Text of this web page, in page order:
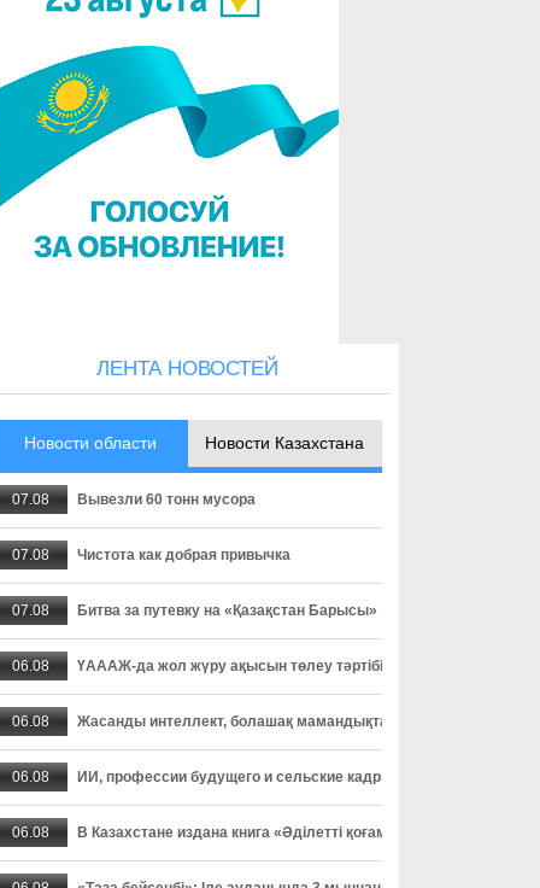
ЛЕНТА НОВОСТЕЙ
Новости области Новости Казахстана
07.08 Вывезли 60 тонн мусора
07.08 Чистота как добрая привычка
07.08 Битва за путевку на «Қазақстан Барысы»
06.08 ҮАААЖ-да жол жүру ақысын төлеу тәртібі өзгерді: төлемді
06.08 Жасанды интеллект, болашақ мамандықтар және ауылдағы
06.08 ИИ, профессии будущего и сельские кадры - о чем спорили
06.08 В Казахстане издана книга «Әділетті қоғамға шыншыл сөз»,